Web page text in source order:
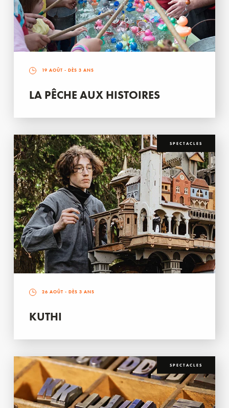
19 AOÛT - DÈS 3 ANS
LA PÊCHE AUX HISTOIRES
SPECTACLES
26 AOÛT - DÈS 3 ANS
KUTHI
SPECTACLES